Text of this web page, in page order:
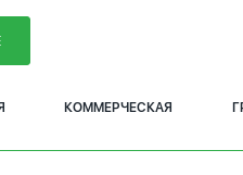
КОММЕРЧЕСКАЯ